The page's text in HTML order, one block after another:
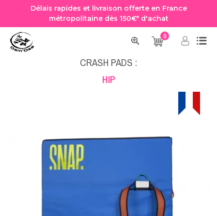
Délais rapides et livraison offerte en France
métropolitaine dès 150€* d'achat
0
Accueil Matelas de réception CRASH PAD - HIP - 120 X 100 X 10 CM
CRASH PADS :
HIP